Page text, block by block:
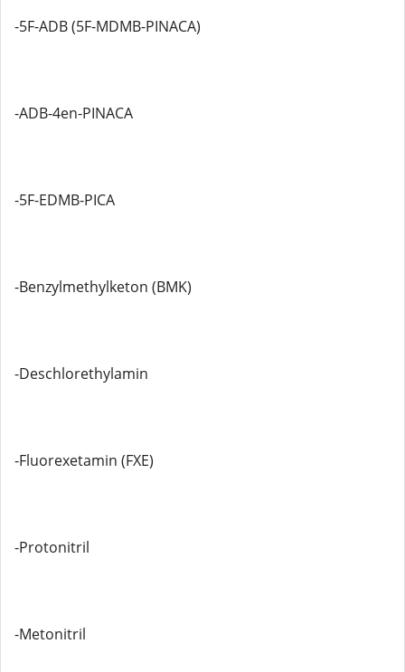
-5F-ADB (5F-MDMB-PINACA)
-ADB-4en-PINACA
-5F-EDMB-PICA
-Benzylmethylketon (BMK)
-Deschlorethylamin
-Fluorexetamin (FXE)
-Protonitril
-Metonitril